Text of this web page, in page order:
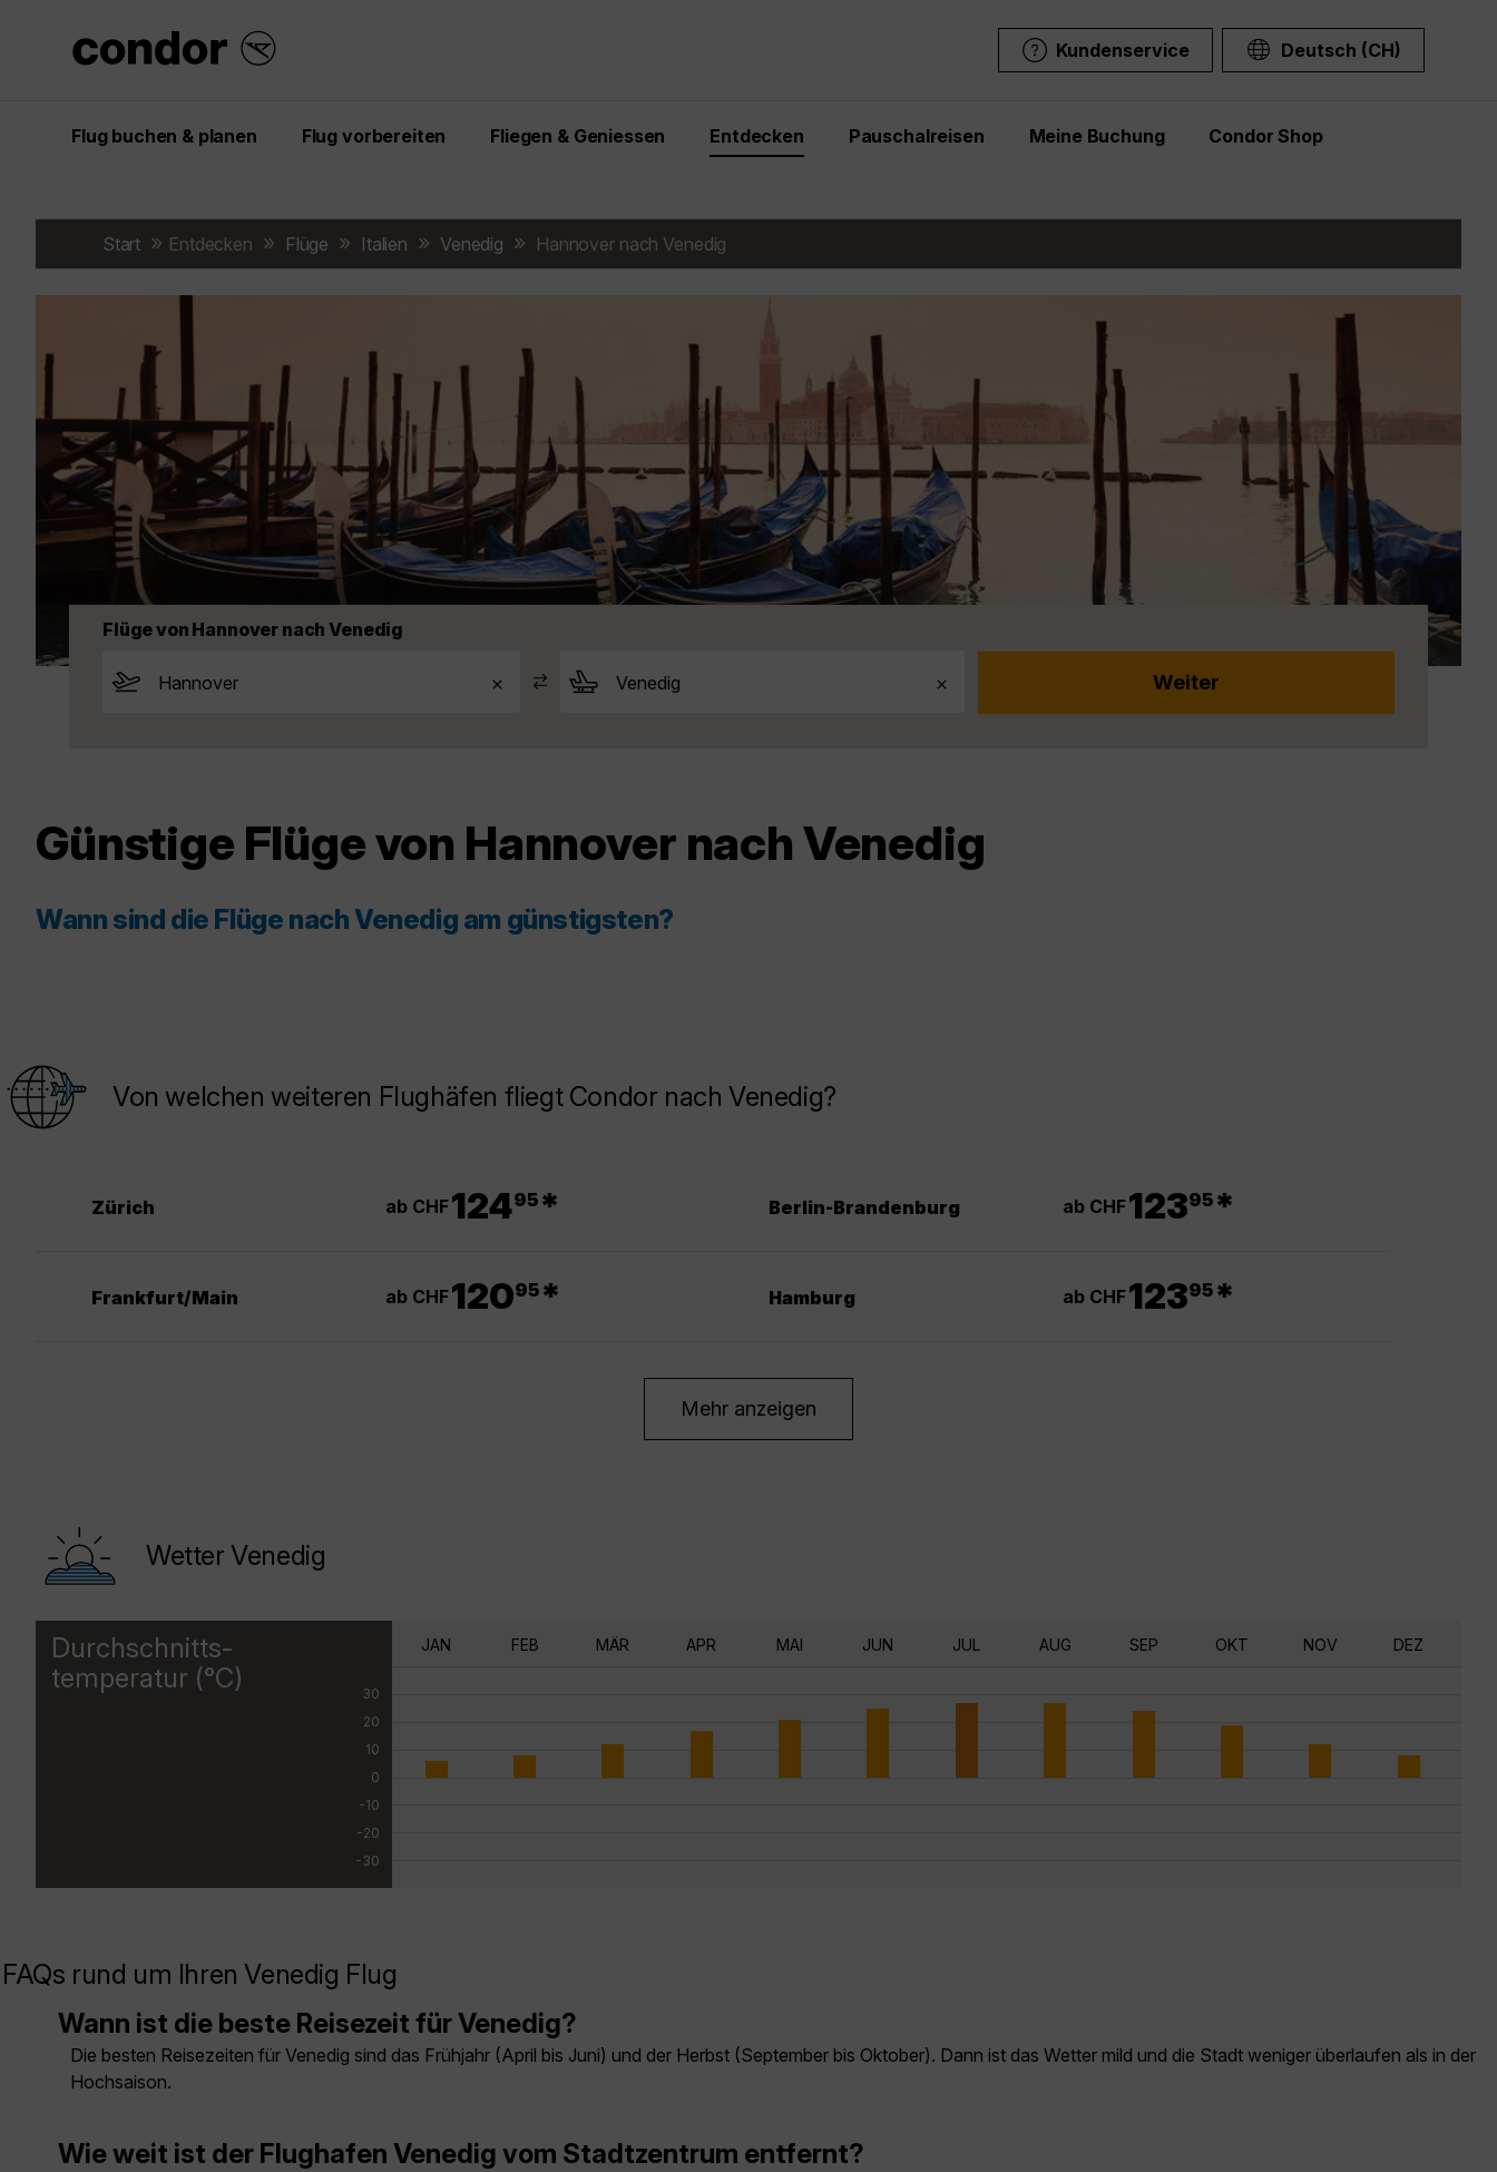
Kundenservice Deutsch (CH)
Flug buchen & planen Flug vorbereiten Fliegen & Geniessen Entdecken Pauschalreisen Meine Buchung Condor Shop
Start Entdecken Flüge Italien Venedig Hannover nach Venedig
Flüge von Hannover nach Venedig
Günstige Flüge von Hannover nach Venedig
Wann sind die Flüge nach Venedig am günstigsten?
Von welchen weiteren Flughäfen fliegt Condor nach Venedig?
Zürich ab CHF12495 * Berlin-Brandenburg ab CHF12395 *
Frankfurt/Main ab CHF12095 * Hamburg ab CHF12395 *
Mehr anzeigen
Wetter Venedig
Durchschnitts-
temperatur (°C)
30
20
10
0
-10
-20
-30
JAN FEB MÄR APR MAI JUN JUL AUG SEP OKT NOV DEZ
FAQs rund um Ihren Venedig Flug
Wann ist die beste Reisezeit für Venedig?
Die besten Reisezeiten für Venedig sind das Frühjahr (April bis Juni) und der Herbst (September bis Oktober). Dann ist das Wetter mild und die Stadt weniger überlaufen als in der
Hochsaison.
Wie weit ist der Flughafen Venedig vom Stadtzentrum entfernt?